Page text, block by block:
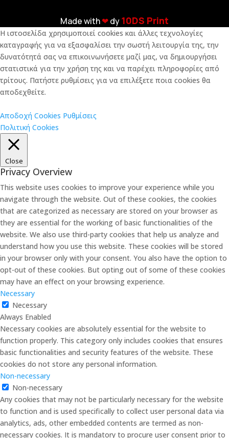
Made with❤︎dy10DS Print
Η ιστοσελίδα χρησιμοποιεί cookies και άλλες τεχνολογίες
καταγραφής για να εξασφαλίσει την σωστή λειτουργία της, την
δυνατότητά σας να επικοινωνήσετε μαζί μας, να δημιουργήσει
στατιστικά για την χρήση της και να παρέχει πληροφορίες από
τρίτους. Πατήστε ρυθμίσεις για να επιλέξετε ποια cookies θα
αποδεχθείτε.
Αποδοχή Cookies Ρυθμίσεις
Πολιτική Cookies
Close
Privacy Overview
This website uses cookies to improve your experience while you
navigate through the website. Out of these cookies, the cookies
that are categorized as necessary are stored on your browser as
they are essential for the working of basic functionalities of the
website. We also use third-party cookies that help us analyze and
understand how you use this website. These cookies will be stored
in your browser only with your consent. You also have the option to
opt-out of these cookies. But opting out of some of these cookies
may have an effect on your browsing experience.
Necessary
Necessary
Always Enabled
Necessary cookies are absolutely essential for the website to
function properly. This category only includes cookies that ensures
basic functionalities and security features of the website. These
cookies do not store any personal information.
Non-necessary
Non-necessary
Any cookies that may not be particularly necessary for the website
to function and is used specifically to collect user personal data via
analytics, ads, other embedded contents are termed as non-
necessary cookies. It is mandatory to procure user consent prior to